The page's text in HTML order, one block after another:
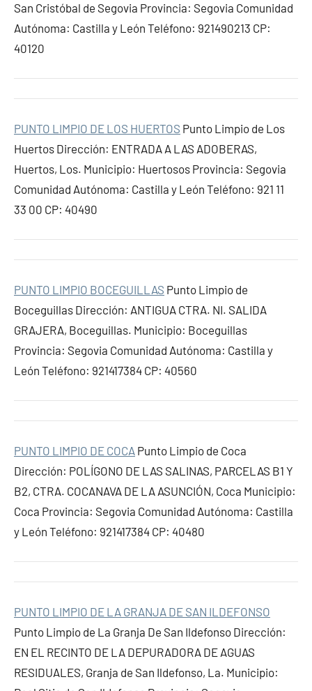
San Cristóbal de Segovia Provincia: Segovia Comunidad
Autónoma: Castilla y León Teléfono: 921490213 CP:
40120
PUNTO LIMPIO DE LOS HUERTOS Punto Limpio de Los
Huertos Dirección: ENTRADA A LAS ADOBERAS,
Huertos, Los. Municipio: Huertosos Provincia: Segovia
Comunidad Autónoma: Castilla y León Teléfono: 921 11
33 00 CP: 40490
PUNTO LIMPIO BOCEGUILLAS Punto Limpio de
Boceguillas Dirección: ANTIGUA CTRA. NI. SALIDA
GRAJERA, Boceguillas. Municipio: Boceguillas
Provincia: Segovia Comunidad Autónoma: Castilla y
León Teléfono: 921417384 CP: 40560
PUNTO LIMPIO DE COCA Punto Limpio de Coca
Dirección: POLÍGONO DE LAS SALINAS, PARCELAS B1 Y
B2, CTRA. COCANAVA DE LA ASUNCIÓN, Coca Municipio:
Coca Provincia: Segovia Comunidad Autónoma: Castilla
y León Teléfono: 921417384 CP: 40480
PUNTO LIMPIO DE LA GRANJA DE SAN ILDEFONSO
Punto Limpio de La Granja De San Ildefonso Dirección:
EN EL RECINTO DE LA DEPURADORA DE AGUAS
RESIDUALES, Granja de San Ildefonso, La. Municipio: